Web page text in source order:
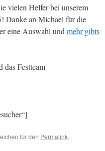
vielen Helfer bei unserem
Danke an Michael für die
eine Auswahl und mehr gibts
das Festteam
für den Permalink.